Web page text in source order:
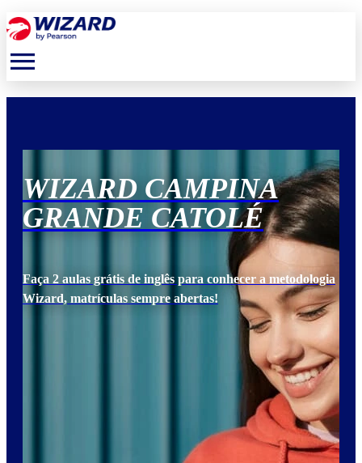
menu
WIZARD CAMPINA
GRANDE CATOLÉ
Faça 2 aulas grátis de inglês para conhecer a metodologia
Wizard, matrículas sempre abertas!